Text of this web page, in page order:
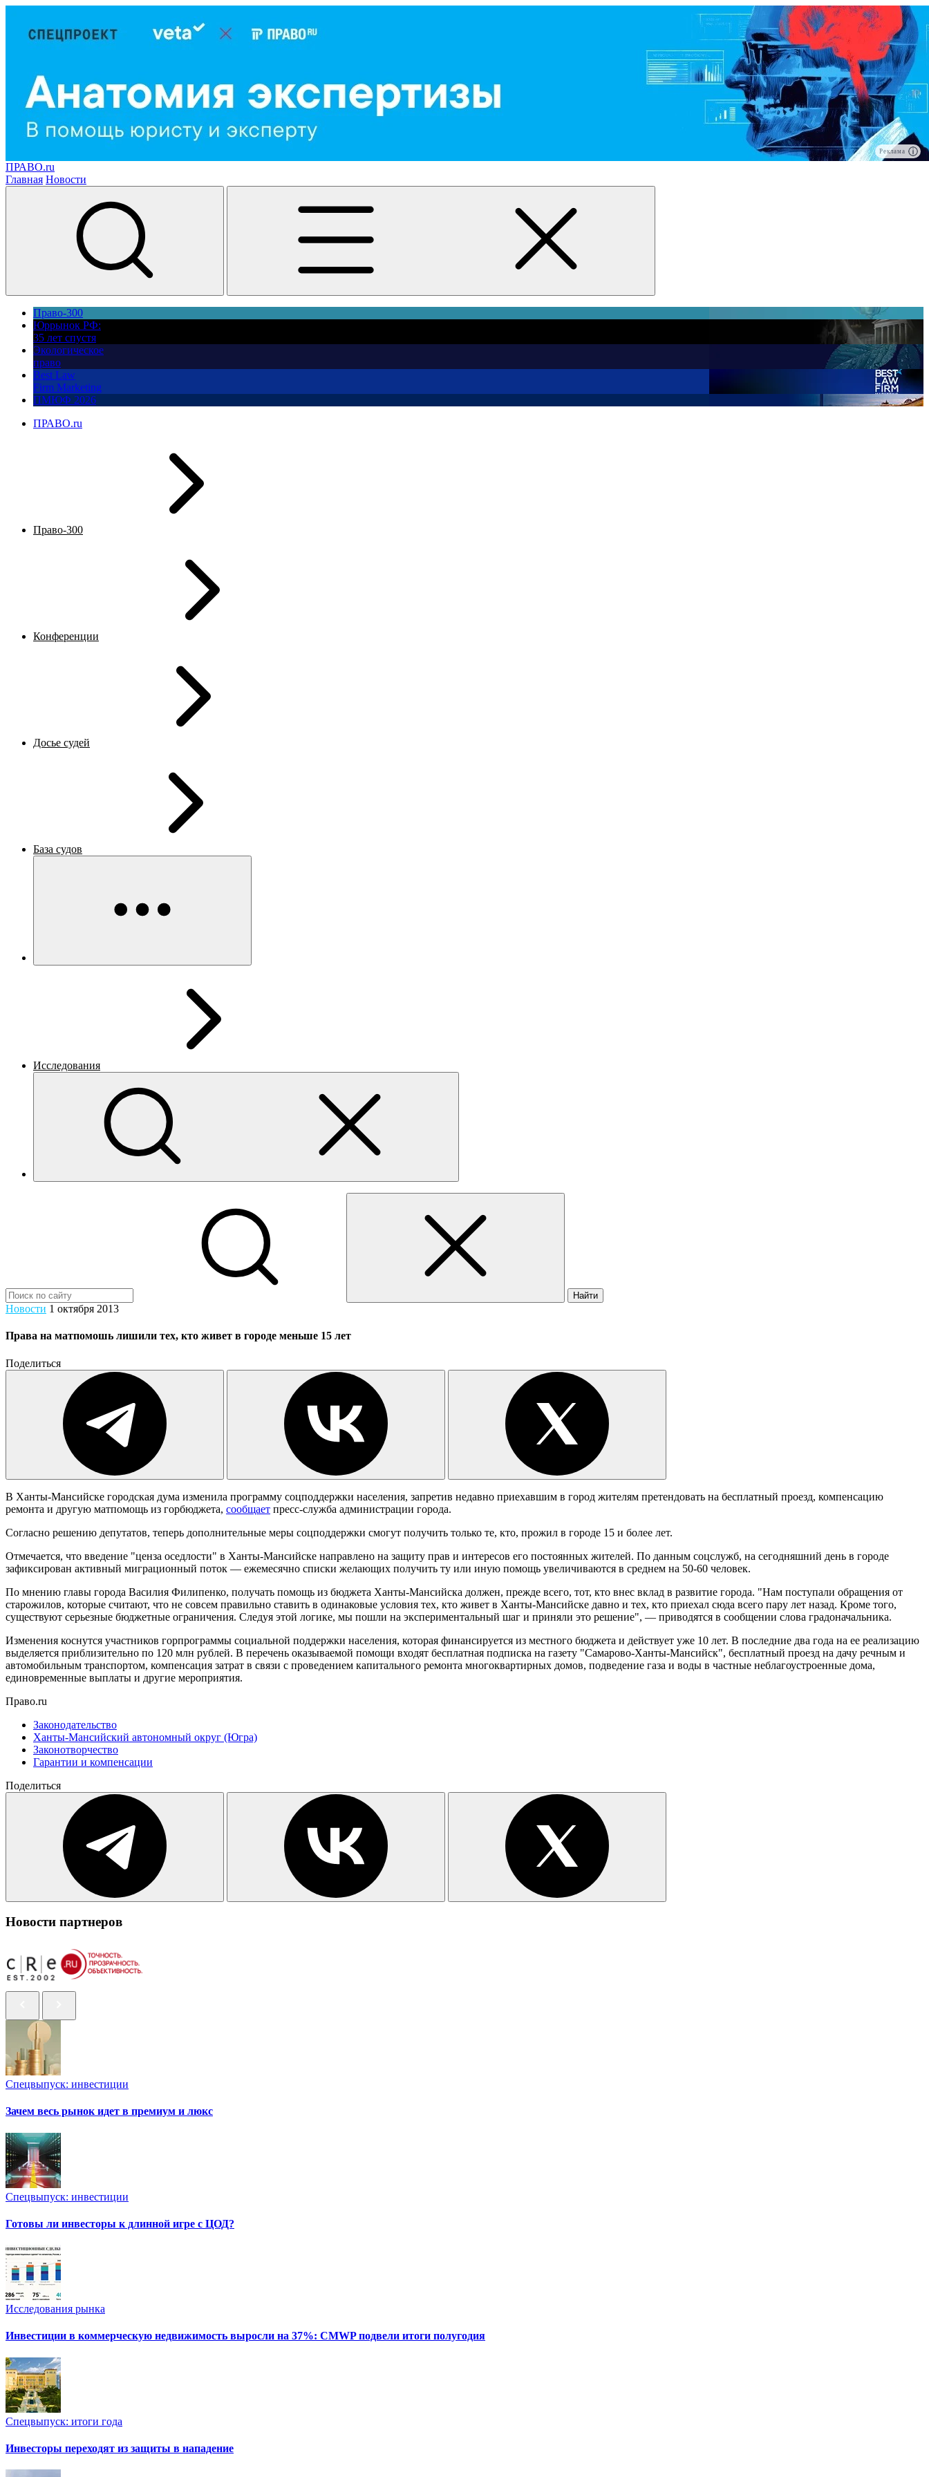
Реклама
ПРАВО.ru
Главная Новости
Право-300
Юррынок РФ:
35 лет спустя
Экологическое
право
Best Law
Firm Marketing
ПМЮФ 2026
ПРАВО.ru
Право-300
Конференции
Досье судей
База судов
Исследования
Найти
Новости 1 октября 2013
Права на матпомошь лишили тех, кто живет в городе меньше 15 лет
Поделиться
В Ханты-Мансийске городская дума изменила программу соцподдержки населения, запретив недавно приехавшим в город жителям претендовать на бесплатный проезд, компенсацию
ремонта и другую матпомощь из горбюджета, сообщает пресс-служба администрации города.
Согласно решению депутатов, теперь дополнительные меры соцподдержки смогут получить только те, кто, прожил в городе 15 и более лет.
Отмечается, что введение "ценза оседлости" в Ханты-Мансийске направлено на защиту прав и интересов его постоянных жителей. По данным соцслужб, на сегодняшний день в городе
зафиксирован активный миграционный поток — ежемесячно списки желающих получить ту или иную помощь увеличиваются в среднем на 50-60 человек.
По мнению главы города Василия Филипенко, получать помощь из бюджета Ханты-Мансийска должен, прежде всего, тот, кто внес вклад в развитие города. "Нам поступали обращения от
старожилов, которые считают, что не совсем правильно ставить в одинаковые условия тех, кто живет в Ханты-Мансийске давно и тех, кто приехал сюда всего пару лет назад. Кроме того,
существуют серьезные бюджетные ограничения. Следуя этой логике, мы пошли на экспериментальный шаг и приняли это решение", — приводятся в сообщении слова градоначальника.
Изменения коснутся участников горпрограммы социальной поддержки населения, которая финансируется из местного бюджета и действует уже 10 лет. В последние два года на ее реализацию
выделяется приблизительно по 120 млн рублей. В перечень оказываемой помощи входят бесплатная подписка на газету "Самарово-Ханты-Мансийск", бесплатный проезд на дачу речным и
автомобильным транспортом, компенсация затрат в связи с проведением капитального ремонта многоквартирных домов, подведение газа и воды в частные неблагоустроенные дома,
единовременные выплаты и другие мероприятия.
Право.ru
Законодательство
Ханты-Мансийский автономный округ (Югра)
Законотворчество
Гарантии и компенсации
Поделиться
Новости партнеров
Спецвыпуск: инвестиции
Зачем весь рынок идет в премиум и люкс
Спецвыпуск: инвестиции
Готовы ли инвесторы к длинной игре с ЦОД?
Исследования рынка
Инвестиции в коммерческую недвижимость выросли на 37%: CMWP подвели итоги полугодия
Спецвыпуск: итоги года
Инвесторы переходят из защиты в нападение